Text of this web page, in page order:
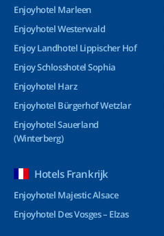
Enjoyhotel Marleen
Enjoyhotel Westerwald
Enjoy Landhotel Lippischer Hof
Enjoy Schlosshotel Sophia
Enjoyhotel Harz
Enjoyhotel Bürgerhof Wetzlar
Enjoyhotel Sauerland
(Winterberg)
Hotels Frankrijk
Enjoyhotel Majestic Alsace
Enjoyhotel Des Vosges – Elzas